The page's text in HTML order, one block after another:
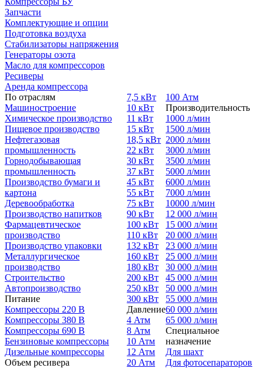
Запчасти
Комплектующие и опции
Подготовка воздуха
Стабилизаторы напряжения
Генераторы озота
Масло для компрессоров
Ресиверы
Аренда компрессора
По отраслям
Машиностроение
Химическое производство
Пищевое производство
Нефтегазовая
промышленность
Горнодобывающая
промышленность
Производство бумаги и
картона
Деревообработка
Производство напитков
Фармацевтическое
производство
Производство упаковки
Металлургическое
производство
Строительство
Автопроизводство
Питание
Компрессоры 220 В
Компрессоры 380 В
Компрессоры 690 В
Бензиновые компрессоры
Дизельные компрессоры
Объем ресивера
7,5 кВт
10 кВт
11 кВт
15 кВт
18,5 кВт
22 кВт
30 кВт
37 кВт
45 кВт
55 кВт
75 кВт
90 кВт
100 кВт
110 кВт
132 кВт
160 кВт
180 кВт
200 кВт
250 кВт
300 кВт
Давление
4 Атм
8 Атм
10 Атм
12 Атм
20 Атм
100 Атм
Производительность
1000 л/мин
1500 л/мин
2000 л/мин
3000 л/мин
3500 л/мин
5000 л/мин
6000 л/мин
7000 л/мин
10000 л/мин
12 000 л/мин
15 000 л/мин
20 000 л/мин
23 000 л/мин
25 000 л/мин
30 000 л/мин
45 000 л/мин
50 000 л/мин
55 000 л/мин
60 000 л/мин
65 000 л/мин
Специальное
назначение
Для шахт
Для фотосепараторов